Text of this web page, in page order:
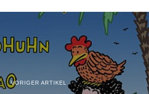
VORIGER ARTIKEL